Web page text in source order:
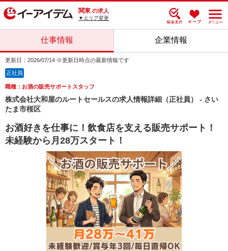
関東 の求人
▼エリア変更
仕事情報 企業情報
更新日：2026/07/14 ※更新日時点の最新情報です
正社員
職種：お酒の販売サポートスタッフ
株式会社大和屋のルートセールスの求人情報詳細（正社員） - さい
たま市桜区
お酒好きを仕事に！飲食店を支える販売サポート！
未経験から月28万スタート！